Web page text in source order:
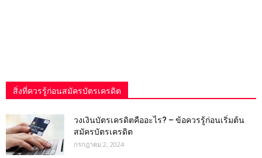
สิ่งที่ควรรู้ก่อนสมัครบัตรเครดิต
วงเงินบัตรเครดิตคืออะไร? – ข้อควรรู้ก่อนเริ่มต้น
สมัครบัตรเครดิต
กรกฎาคม 2, 2024